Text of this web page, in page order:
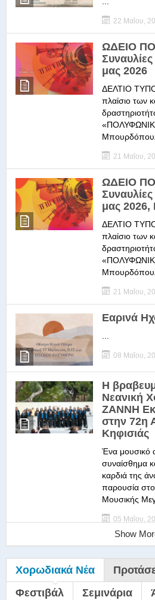
22 Μαΐου,
ΩΔΕΙΟ
μας 2026
ΔΕΛΤΙΟ
πλαίσιο των
21 Μαΐου,
ΩΔΕΙΟ
μας 2026,
ΔΕΛΤΙΟ
πλαίσιο των
21 Μαΐου,
Εαρινά
08 Μαΐου,
Η
Νεανική
ΖΑΝΝΗ
στην 72η
Κηφισιάς
Ένα μουσικό
συναίσθημα
καρδιά της
παρουσία στο
Μουσικής
05 Μαΐου,
Show
Χορωδιακά Νέα
Φεστιβάλ
Σεμινάρια